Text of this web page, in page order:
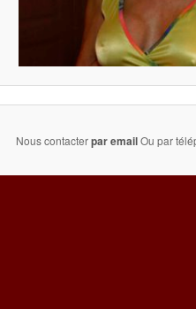
Nous contacterpar emailOu par